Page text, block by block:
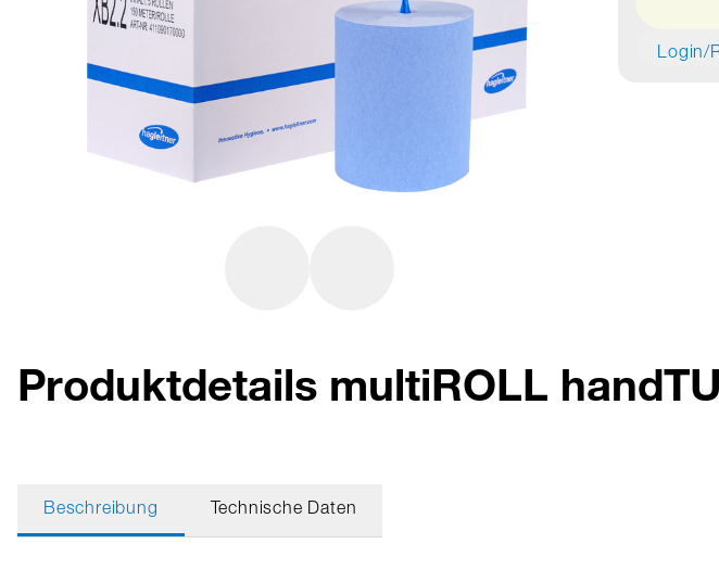
Login/
Produktdetails multiROLL
Beschreibung Technische Daten